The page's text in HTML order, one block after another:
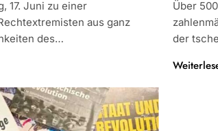
17. Juni zu einer
aus ganz
des…
Über
der